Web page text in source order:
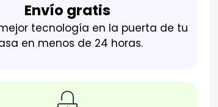
Envío gratis
tecnología en la puerta de tu
en menos de 24 horas.